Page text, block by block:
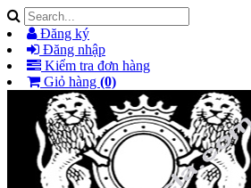
Đăng ký
Đăng nhập
Kiểm tra đơn hàng
Giỏ hàng (0)